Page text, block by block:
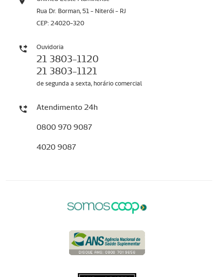
Rua Dr. Borman, 51 - Niterói - RJ
CEP: 24020-320
Ouvidoria
21 3803-1120
21 3803-1121
de segunda a sexta, horário comercial
Atendimento 24h
0800 970 9087
4020 9087